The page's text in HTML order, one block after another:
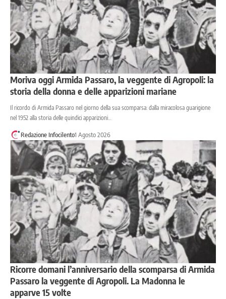
Moriva oggi Armida Passaro, la veggente di Agropoli: la
storia della donna e delle apparizioni mariane
Il ricordo di Armida Passaro nel giorno della sua scomparsa: dalla miracolosa guarigione
nel 1952 alla storia delle quindici apparizioni…
Redazione Infocilento1 Agosto 2026
Ricorre domani l’anniversario della scomparsa di Armida
Passaro la veggente di Agropoli. La Madonna le
apparve 15 volte